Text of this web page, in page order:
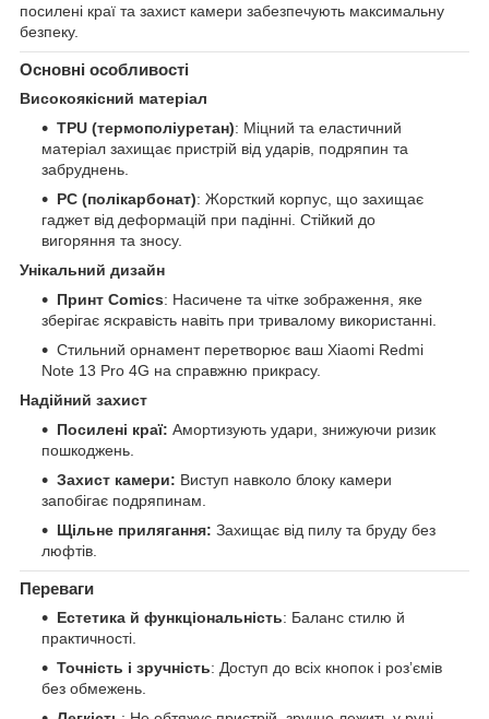
посилені краї та захист камери забезпечують максимальну
безпеку.
Основні особливості
Високоякісний матеріал
TPU (термополіуретан): Міцний та еластичний
матеріал захищає пристрій від ударів, подряпин та
забруднень.
PC (полікарбонат): Жорсткий корпус, що захищає
гаджет від деформацій при падінні. Стійкий до
вигоряння та зносу.
Унікальний дизайн
Принт Comics: Насичене та чітке зображення, яке
зберігає яскравість навіть при тривалому використанні.
Стильний орнамент перетворює ваш Xiaomi Redmi
Note 13 Pro 4G на справжню прикрасу.
Надійний захист
Посилені краї: Амортизують удари, знижуючи ризик
пошкоджень.
Захист камери: Виступ навколо блоку камери
запобігає подряпинам.
Щільне прилягання: Захищає від пилу та бруду без
люфтів.
Переваги
Естетика й функціональність: Баланс стилю й
практичності.
Точність і зручність: Доступ до всіх кнопок і розʼємів
без обмежень.